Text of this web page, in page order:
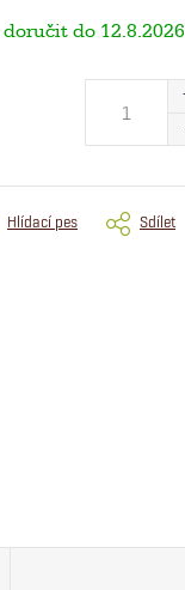
12.8.2026
Hlídací pes Sdílet